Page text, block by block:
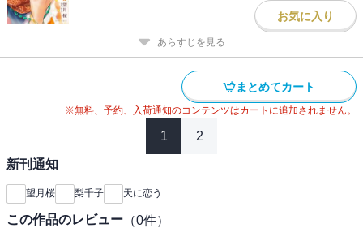
お気に入り
あらすじを見る
まとめてカート
※無料、予約、入荷通知のコンテンツはカートに追加されません。
1 2
新刊通知
望月桜 梨千子 天に恋う
この作品のレビュー （0件）